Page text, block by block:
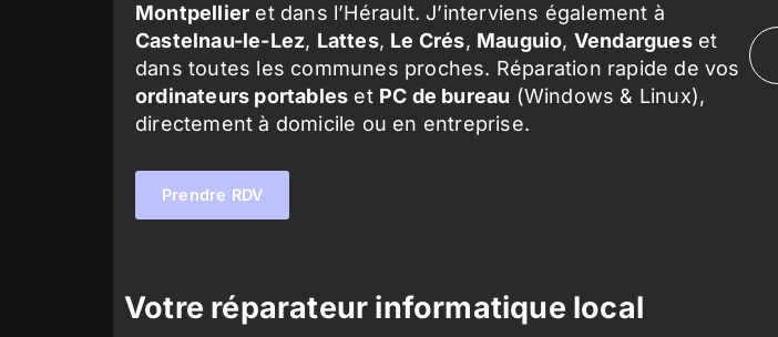
Montpellier et dans l’Hérault. J’interviens également à
Castelnau-le-Lez, Lattes, Le Crés, Mauguio, Vendargueset
dans toutes les communes proches. Réparation rapide de vos
ordinateurs portables et PC de bureau (Windows & Linux),
directement à domicile ou en entreprise.
Prendre RDV
Votre réparateur informatique local